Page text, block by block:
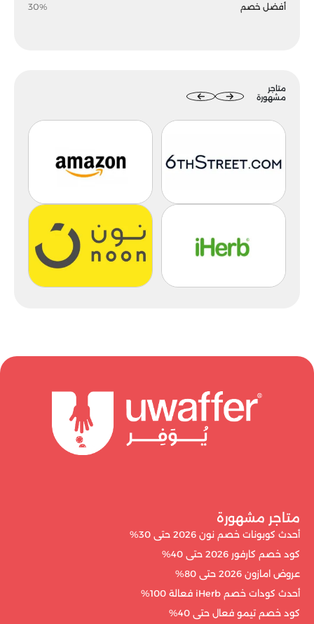
أفضل خصم 30%
متاجر
مشهورة
متاجر مشهورة
أحدث كوبونات خصم نون 2026 حتى 30%
كود خصم كارفور 2026 حتى 40%
عروض امازون 2026 حتى 80%
أحدث كودات خصم iHerb فعالة 100%
كود خصم تيمو فعال حتى 40%